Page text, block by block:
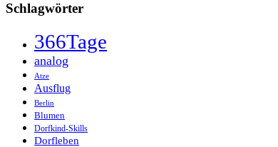
Schlagwörter
366Tage
analog
Atze
Ausflug
Berlin
Blumen
Dorfkind-Skills
Dorfleben